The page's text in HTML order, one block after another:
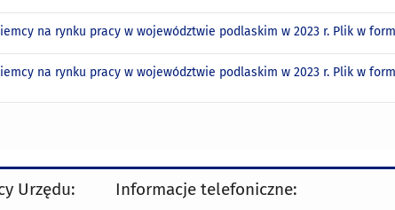
na rynku pracy w województwie podlaskim w 2023 r. Plik w
na rynku pracy w województwie podlaskim w 2023 r. Plik w
Urzędu: Informacje telefoniczne: